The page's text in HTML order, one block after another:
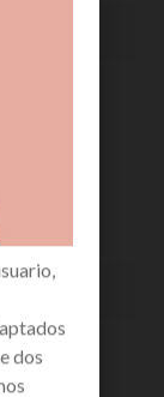
dos